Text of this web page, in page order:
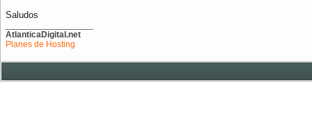
Saludos
AtlanticaDigital.net
Planes de Hosting